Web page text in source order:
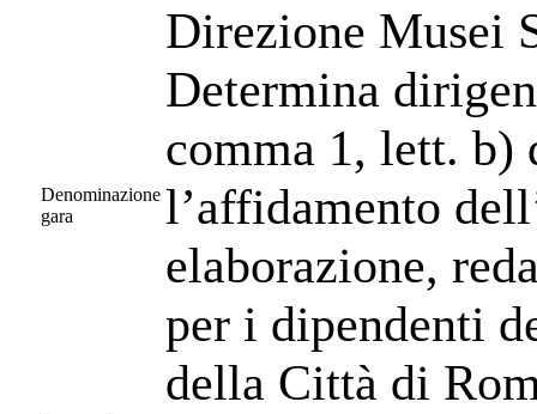
Denominazione
gara
Direzione Musei
Determina
comma 1, lett. b)
l’affidamento
elaborazione,
per i dipendenti
della Città di